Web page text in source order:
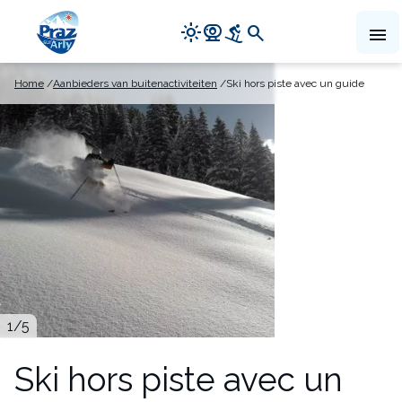
main
content
Navigation
principale
light_modecamera_videodownhill_skiing search menu
Home Aanbieders van buitenactiviteiten Ski hors piste avec un guide
Ski hors piste avec un
1/5